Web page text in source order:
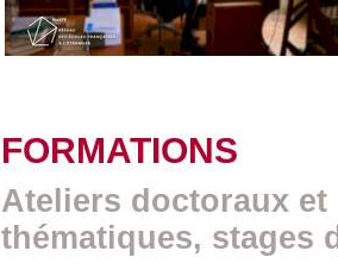
FORMATIONS
Ateliers doctoraux et
thématiques, stages